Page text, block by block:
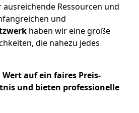
Ressourcen und
und
haben wir eine große
die nahezu jedes
auf ein faires Preis-
und bieten professionelle